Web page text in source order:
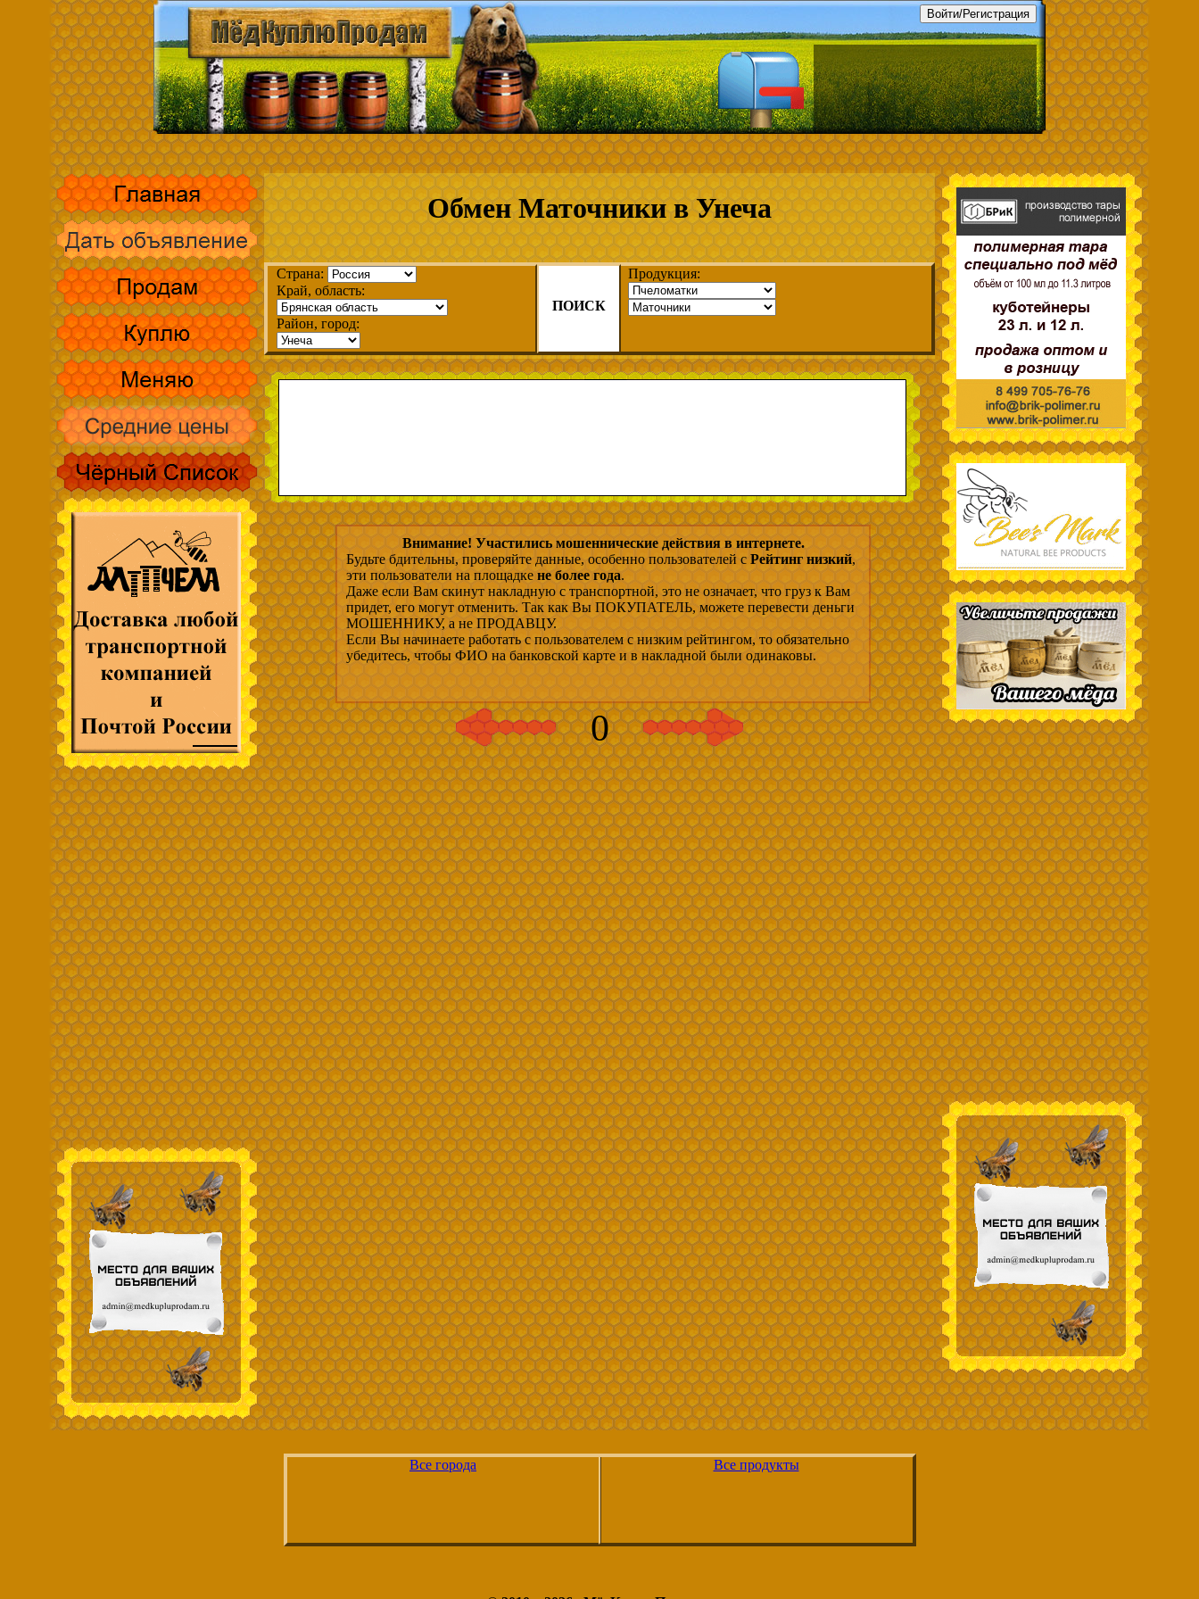
Обмен Маточники в Унеча
Страна:
Край, область:
Район, город:
Продукция:
ПОИСК
Внимание! Участились мошеннические действия в интернете.
Будьте бдительны, проверяйте данные, особенно пользователей с Рейтинг низкий,
эти пользователи на площадке не более года.
Даже если Вам скинут накладную с транспортной, это не означает, что груз к Вам
придет, его могут отменить. Так как Вы ПОКУПАТЕЛЬ, можете перевести деньги
МОШЕННИКУ, а не ПРОДАВЦУ.
Если Вы начинаете работать с пользователем с низким рейтингом, то обязательно
убедитесь, чтобы ФИО на банковской карте и в накладной были одинаковы.
0
Все города Все продукты